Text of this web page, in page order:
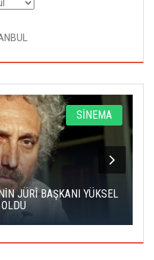
SİNEMA
JÜRİ BAŞKANI YÜKSEL